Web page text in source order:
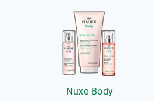
Nuxe Body